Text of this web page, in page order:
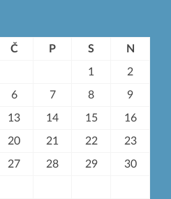
Č P S N
1 2
6 7 8 9
13 14 15 16
20 21 22 23
27 28 29 30